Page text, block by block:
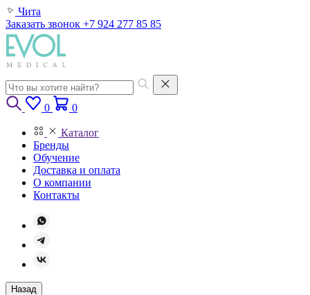
Чита
Заказать звонок +7 924 277 85 85
0 0
Каталог
Бренды
Обучение
Доставка и оплата
О компании
Контакты
Назад